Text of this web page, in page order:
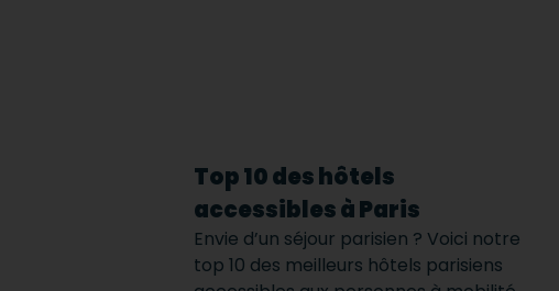
Top 10 des hôtels
accessibles à Paris
Envie d’un séjour parisien ? Voici notre
top 10 des meilleurs hôtels parisiens